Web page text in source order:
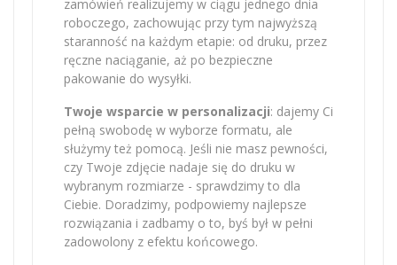
zamówień realizujemy w ciągu jednego dnia
roboczego, zachowując przy tym najwyższą
staranność na każdym etapie: od druku, przez
ręczne naciąganie, aż po bezpieczne
pakowanie do wysyłki.
Twoje wsparcie w personalizacji: dajemy Ci
pełną swobodę w wyborze formatu, ale
służymy też pomocą. Jeśli nie masz pewności,
czy Twoje zdjęcie nadaje się do druku w
wybranym rozmiarze - sprawdzimy to dla
Ciebie. Doradzimy, podpowiemy najlepsze
rozwiązania i zadbamy o to, byś był w pełni
zadowolony z efektu końcowego.